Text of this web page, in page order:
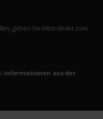
gehen Sie bitte direkt zum
Informationen aus der